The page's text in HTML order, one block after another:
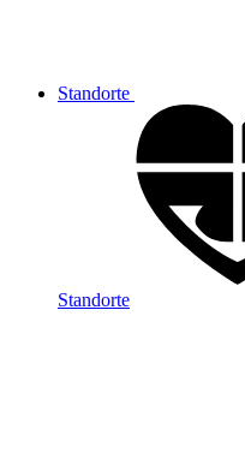
Standorte
Standorte